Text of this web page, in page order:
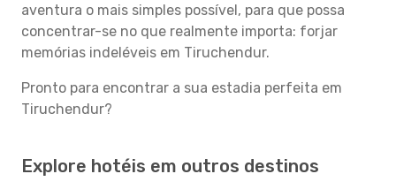
aventura o mais simples possível, para que possa
concentrar-se no que realmente importa: forjar
memórias indeléveis em Tiruchendur.
Pronto para encontrar a sua estadia perfeita em
Tiruchendur?
Explore hotéis em outros destinos